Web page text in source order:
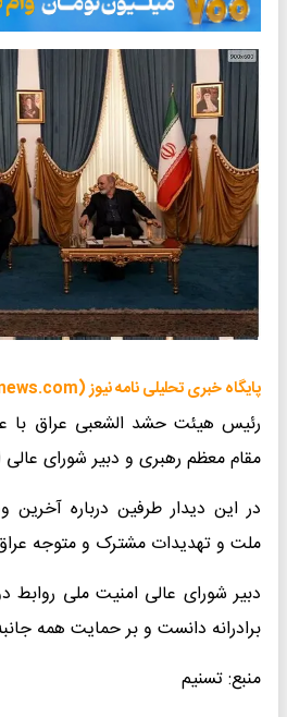
پایگاه خبری تحلیلی نامه نیوز (namehnews.com) :
رئیس هیئت حشد الشعبی عراق با
مقام معظم رهبری و دبیر شورای عالی
در این دیدار طرفین درباره
ملت و تهدیدات مشترک و متوجه
دبیر شورای عالی امنیت ملی روابط
برادرانه دانست و بر حمایت همه
منبع: تسنیم